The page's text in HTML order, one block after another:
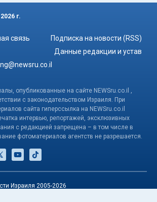
г.
связь
Подписка на новости (RSS)
Данные редакции и устав
опубликованные на сайте NEWSru.co.il ,
с законодательством Израиля. При
сайта гиперссылка на NEWSru.co.il
интервью, репортажей, эксклюзивных
с редакцией запрещена – в том числе в
фотоматериалов агентств не разрешается.
Израиля 2005-2026